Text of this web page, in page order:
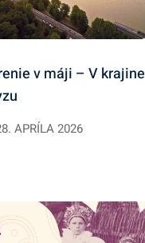
v máji – V krajine
APRÍLA 2026